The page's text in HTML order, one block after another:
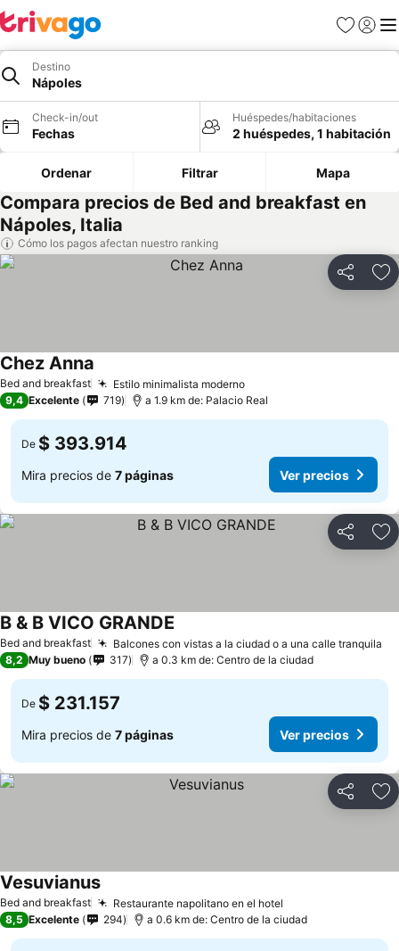
Favoritos
Iniciar
Destino
Nápoles
Check-in/out
Fechas
Huéspedes/habitaciones
2 huéspedes, 1 habitación
Ordenar Filtrar Mapa
Compara precios de Bed and breakfast en
Nápoles, Italia
Cómo los pagos afectan nuestro ranking
Compartir
Bed and breakfast Estilo minimalista moderno
Chez Anna
9,4 Excelente 719 a 1.9 km de: Palacio Real
De $ 393.914
Mira precios de 7 páginas Ver precios
Compartir
Bed and breakfast Balcones con vistas a la ciudad o a una calle tranquila
B & B VICO GRANDE
8,2 Muy bueno 317 a 0.3 km de: Centro de la ciudad
De $ 231.157
Mira precios de 7 páginas Ver precios
Compartir
Bed and breakfast Restaurante napolitano en el hotel
Vesuvianus
8,5 Excelente 294 a 0.6 km de: Centro de la ciudad